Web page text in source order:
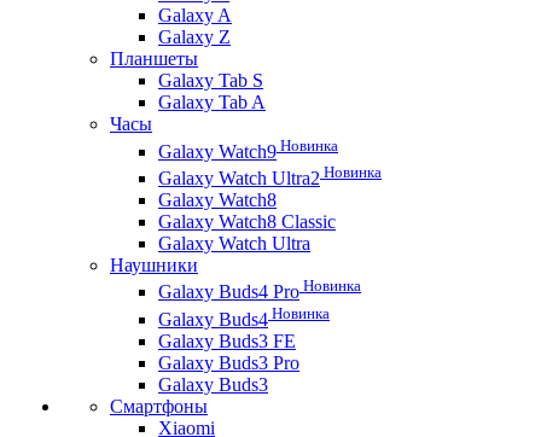
Galaxy A
Galaxy Z
Планшеты
Galaxy Tab S
Galaxy Tab A
Часы
Galaxy Watch9 Новинка
Galaxy Watch Ultra2 Новинка
Galaxy Watch8
Galaxy Watch8 Classic
Galaxy Watch Ultra
Наушники
Galaxy Buds4 Pro Новинка
Galaxy Buds4 Новинка
Galaxy Buds3 FE
Galaxy Buds3 Pro
Galaxy Buds3
Смартфоны
Xiaomi